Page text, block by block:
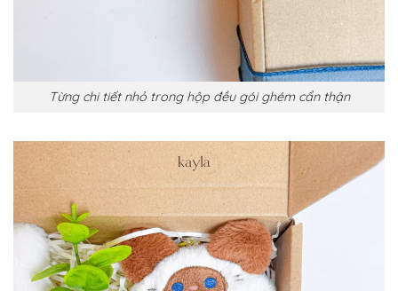
Từng chi tiết nhỏ trong hộp đều gói ghém cẩn thận